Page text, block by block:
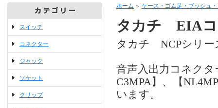
スイッチ
コネクター
ジャック
ソケット
クリップ
ホーム ＞ ケース・ゴム足・ブッシュ
タカチ EIAコ
タカチ NCPシリー
音声入出力コネク
C3MPA】、【
います。